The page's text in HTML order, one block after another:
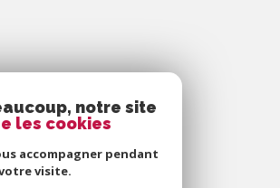
notre site
les cookies
accompagner pendant
visite.